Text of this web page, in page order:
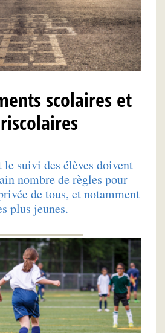
scolaires et
suivi des élèves doivent
nombre de règles pour
de tous, et notamment
plus jeunes.